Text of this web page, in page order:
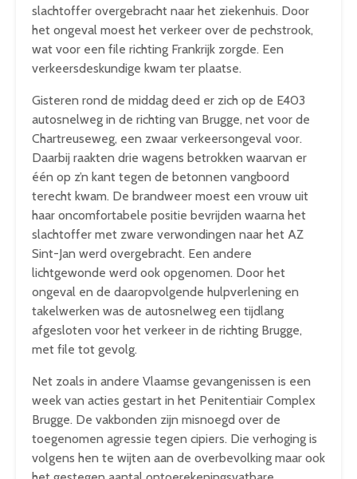
slachtoffer overgebracht naar het ziekenhuis. Door
het ongeval moest het verkeer over de pechstrook,
wat voor een file richting Frankrijk zorgde. Een
verkeersdeskundige kwam ter plaatse.
Gisteren rond de middag deed er zich op de E403
autosnelweg in de richting van Brugge, net voor de
Chartreuseweg, een zwaar verkeersongeval voor.
Daarbij raakten drie wagens betrokken waarvan er
één op z’n kant tegen de betonnen vangboord
terecht kwam. De brandweer moest een vrouw uit
haar oncomfortabele positie bevrijden waarna het
slachtoffer met zware verwondingen naar het AZ
Sint-Jan werd overgebracht. Een andere
lichtgewonde werd ook opgenomen. Door het
ongeval en de daaropvolgende hulpverlening en
takelwerken was de autosnelweg een tijdlang
afgesloten voor het verkeer in de richting Brugge,
met file tot gevolg.
Net zoals in andere Vlaamse gevangenissen is een
week van acties gestart in het Penitentiair Complex
Brugge. De vakbonden zijn misnoegd over de
toegenomen agressie tegen cipiers. Die verhoging is
volgens hen te wijten aan de overbevolking maar ook